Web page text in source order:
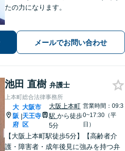
たの力になります。
メールでお問い合わせ
池田 直樹 弁護士
上本町総合法律事務所
大
阪
府
|
大阪市
天王寺
区
大阪上本町
駅から徒歩
5分
営業時間：09:3
0~17:30（平
日）
【大阪上本町駅徒歩5分】【高齢者介
護・障害者・成年後見に強みを持つ弁